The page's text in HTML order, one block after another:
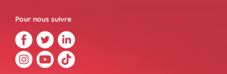
Pour nous suivre